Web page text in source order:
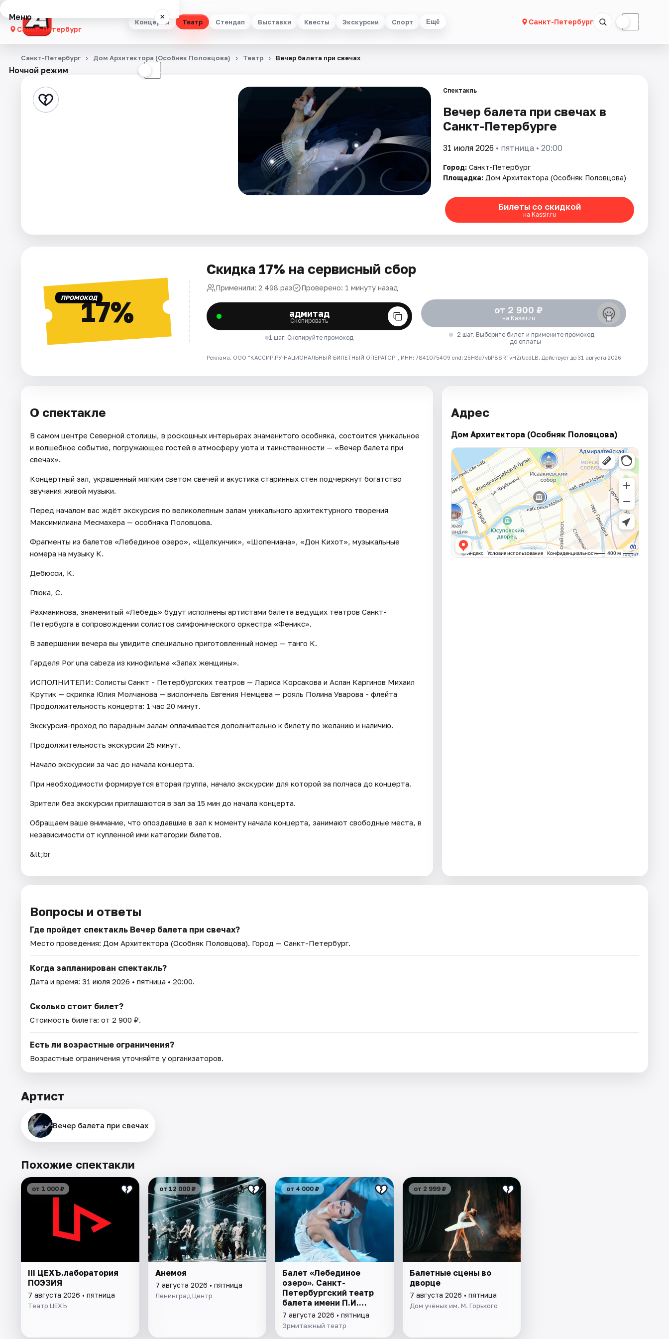
Концерты Театр Стендап Выставки Квесты Экскурсии Спорт Ещё Санкт-Петербург ☾
Меню ×
Санкт-Петербург
Концерты
Стендап
Артисты
Рейтинги
Ночной режим ☾
Санкт-Петербург Дом Архитектора (Особняк Половцова) Театр Вечер балета при свечах
Спектакль
Вечер балета при свечах в
Санкт-Петербурге
31 июля 2026 • пятница • 20:00
Город: Санкт-Петербург
Площадка: Дом Архитектора (Особняк Половцова)
Билеты со скидкой
на Kassir.ru
ПРОМОКОД17%
Скидка 17% на сервисный сбор
Применили: 2 498 раз Проверено: 1 минуту назад
адмитад
Скопировать
1 шаг. Скопируйте промокод
от 2 900 ₽
на Kassir.ru
2 шаг. Выберите билет и примените промокод
до оплаты
Реклама. ООО "КАССИР.РУ-НАЦИОНАЛЬНЫЙ БИЛЕТНЫЙ ОПЕРАТОР", ИНН: 7841075409 erid: 25H8d7vbP8SRTvHZrUcdLB. Действует до 31 августа 2026
О спектакле
В самом центре Северной столицы, в роскошных интерьерах знаменитого особняка, состоится уникальное
и волшебное событие, погружающее гостей в атмосферу уюта и таинственности — «Вечер балета при
свечах».
Концертный зал, украшенный мягким светом свечей и акустика старинных стен подчеркнут богатство
звучания живой музыки.
Перед началом вас ждёт экскурсия по великолепным залам уникального архитектурного творения
Максимилиана Месмахера — особняка Половцова.
Фрагменты из балетов «Лебединое озеро», «Щелкунчик», «Шопениана», «Дон Кихот», музыкальные
номера на музыку К.
Дебюсси, К.
Глюка, С.
Рахманинова, знаменитый «Лебедь» будут исполнены артистами балета ведущих театров Санкт-
Петербурга в сопровождении солистов симфонического оркестра «Феникс».
В завершении вечера вы увидите специально приготовленный номер — танго К.
Гарделя Por una cabeza из кинофильма «Запах женщины».
​ИСПОЛНИТЕЛИ: Солисты Санкт - Петербургских театров — Лариса Корсакова и Аслан Каргинов Михаил
Крутик — скрипка Юлия Молчанова — виолончель Евгения Немцева — рояль Полина Уварова - флейта
Продолжительность концерта: 1 час 20 минут.
Экскурсия-проход по парадным залам оплачивается дополнительно к билету по желанию и наличию.
Продолжительность экскурсии 25 минут.
Начало экскурсии за час до начала концерта.
При необходимости формируется вторая группа, начало экскурсии для которой за полчаса до концерта.
Зрители без экскурсии приглашаются в зал за 15 мин до начала концерта.
Обращаем ваше внимание, что опоздавшие в зал к моменту начала концерта, занимают свободные места, в
независимости от купленной ими категории билетов.
&lt;br
Адрес
Дом Архитектора (Особняк Половцова)
Вопросы и ответы
Где пройдет спектакль Вечер балета при свечах?
Место проведения: Дом Архитектора (Особняк Половцова). Город — Санкт-Петербург.
Когда запланирован спектакль?
Дата и время: 31 июля 2026 • пятница • 20:00.
Сколько стоит билет?
Стоимость билета: от 2 900 ₽.
Есть ли возрастные ограничения?
Возрастные ограничения уточняйте у организаторов.
Артист
Вечер балета при свечах
Похожие спектакли
от 1 000 ₽
III ЦЕХЪ.лаборатория
ПОЭЗИЯ
7 августа 2026 • пятница
Театр ЦЕХЪ
от 12 000 ₽
Анемоя
7 августа 2026 • пятница
Ленинград Центр
от 4 000 ₽
Балет «Лебединое
озеро». Санкт-
Петербургский театр
балета имени П.И.
Чайковского
7 августа 2026 • пятница
Эрмитажный театр
от 2 999 ₽
Балетные сцены во
дворце
7 августа 2026 • пятница
Дом учёных им. М. Горького